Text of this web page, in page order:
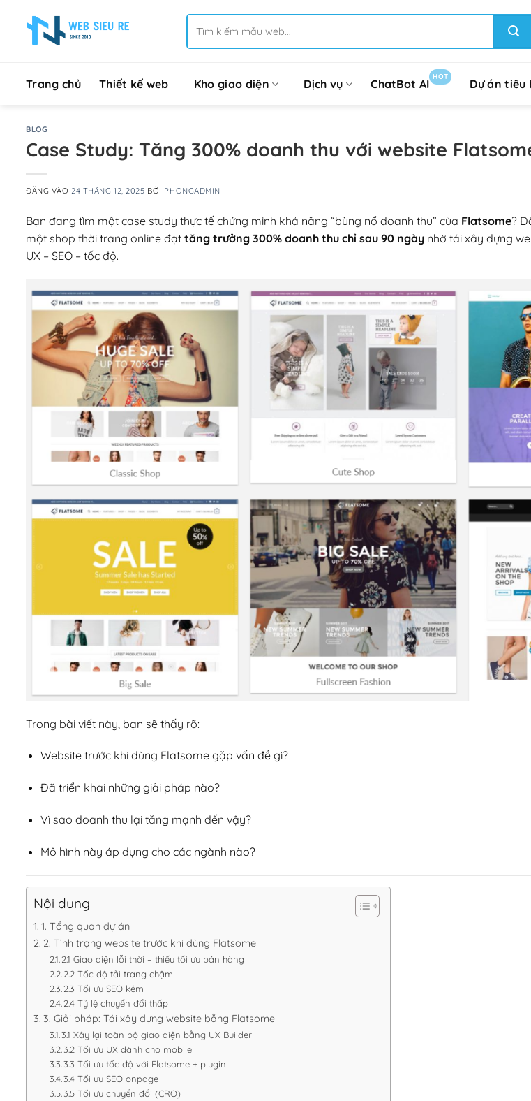
kiếm:
Trang chủ Thiết kế web Kho giao diện Dịch vụ ChatBot AI
HOT
Dự án tiêu
BLOG
Case Study: Tăng 300% doanh thu với website
ĐĂNG VÀO24 THÁNG 12, 2025 BỞI PHONGADMIN
Bạn đang tìm một case study thực tế chứng minh khả năng “bùng nổ doanh thu” của Flatsome?
một shop thời trang online đạt tăng trưởng 300% doanh thu chỉ sau 90 ngày nhờ tái xây dựng
UX – SEO – tốc độ.
Trong bài viết này, bạn sẽ thấy rõ:
Website trước khi dùng Flatsome gặp vấn đề gì?
Đã triển khai những giải pháp nào?
Vì sao doanh thu lại tăng mạnh đến vậy?
Mô hình này áp dụng cho các ngành nào?
Nội dung
1. Tổng quan dự án
2. Tình trạng website trước khi dùng Flatsome
2.1 Giao diện lỗi thời – thiếu tối ưu bán hàng
2.2 Tốc độ tải trang chậm
2.3 Tối ưu SEO kém
2.4 Tỷ lệ chuyển đổi thấp
3. Giải pháp: Tái xây dựng website bằng Flatsome
3.1 Xây lại toàn bộ giao diện bằng UX Builder
3.2 Tối ưu UX dành cho mobile
3.3 Tối ưu tốc độ với Flatsome + plugin
3.4 Tối ưu SEO onpage
3.5 Tối ưu chuyển đổi (CRO)